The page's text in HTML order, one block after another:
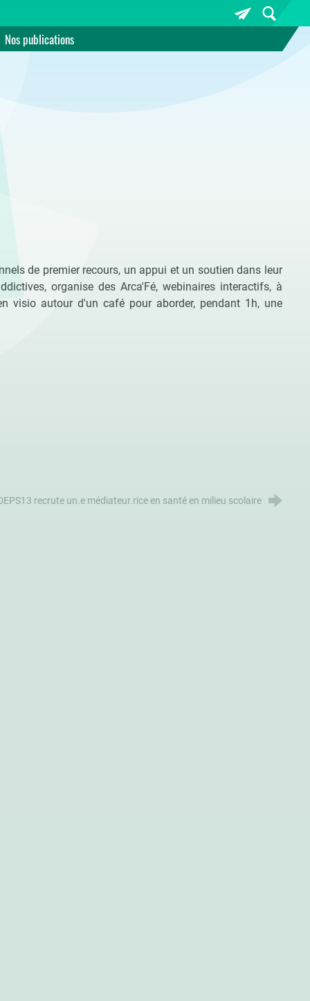
Nos publications
de premier recours, un appui et un soutien dans leur
organise des Arca'Fé, webinaires interactifs, à
visio autour d'un café pour aborder, pendant 1h, une
recrute un.e médiateur.rice en santé en milieu scolaire